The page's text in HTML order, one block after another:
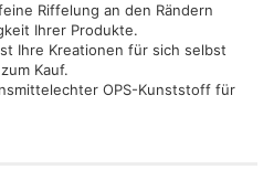
Riffelung an den Rändern
Ihrer Produkte.
Ihre Kreationen für sich selbst
Kauf.
OPS-Kunststoff für